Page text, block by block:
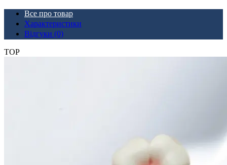
Все про товар
Характеристики
Відгуки (0)
TOP